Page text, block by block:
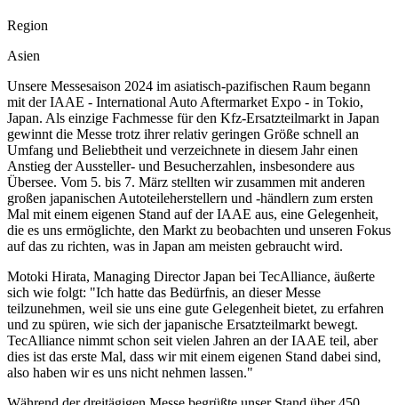
Region
Asien
Unsere Messesaison 2024 im asiatisch-pazifischen Raum begann
mit der IAAE - International Auto Aftermarket Expo - in Tokio,
Japan. Als einzige Fachmesse für den Kfz-Ersatzteilmarkt in Japan
gewinnt die Messe trotz ihrer relativ geringen Größe schnell an
Umfang und Beliebtheit und verzeichnete in diesem Jahr einen
Anstieg der Aussteller- und Besucherzahlen, insbesondere aus
Übersee. Vom 5. bis 7. März stellten wir zusammen mit anderen
großen japanischen Autoteileherstellern und -händlern zum ersten
Mal mit einem eigenen Stand auf der IAAE aus, eine Gelegenheit,
die es uns ermöglichte, den Markt zu beobachten und unseren Fokus
auf das zu richten, was in Japan am meisten gebraucht wird.
Motoki Hirata, Managing Director Japan bei TecAlliance, äußerte
sich wie folgt: "Ich hatte das Bedürfnis, an dieser Messe
teilzunehmen, weil sie uns eine gute Gelegenheit bietet, zu erfahren
und zu spüren, wie sich der japanische Ersatzteilmarkt bewegt.
TecAlliance nimmt schon seit vielen Jahren an der IAAE teil, aber
dies ist das erste Mal, dass wir mit einem eigenen Stand dabei sind,
also haben wir es uns nicht nehmen lassen."